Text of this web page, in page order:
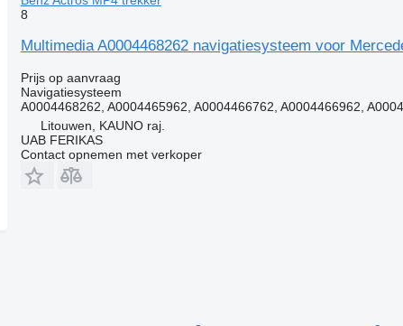
8
Multimedia A0004468262 navigatiesysteem voor
Prijs op aanvraag
Navigatiesysteem
A0004468262, A0004465962, A0004466762, A0004466962,
Litouwen, KAUNO raj.
UAB FERIKAS
Contact opnemen met verkoper